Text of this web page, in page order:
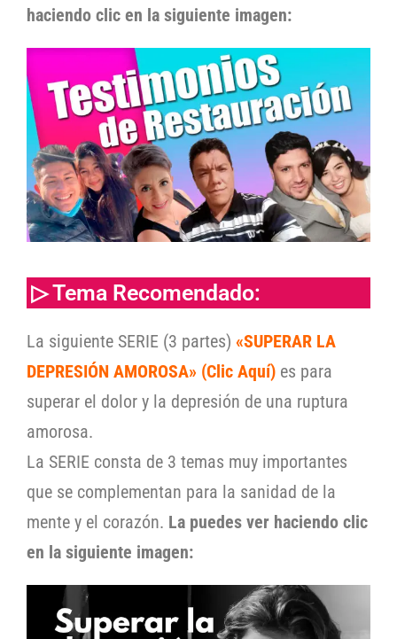
haciendo clic en la siguiente imagen:
▷ Tema Recomendado:
La siguiente SERIE (3 partes) «SUPERAR LA
DEPRESIÓN AMOROSA» (Clic Aquí) es para
superar el dolor y la depresión de una ruptura
amorosa.
La SERIE consta de 3 temas muy importantes
que se complementan para la sanidad de la
mente y el corazón. La puedes ver haciendo clic
en la siguiente imagen: